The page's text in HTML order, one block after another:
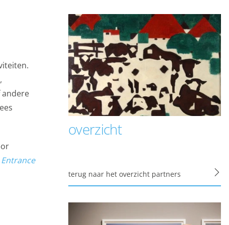
Entrance
overzicht
terug naar het overzicht partners
onze sites elke dag
Maakt opslag
Maakt
analyse,
te wachten. Die
We maken